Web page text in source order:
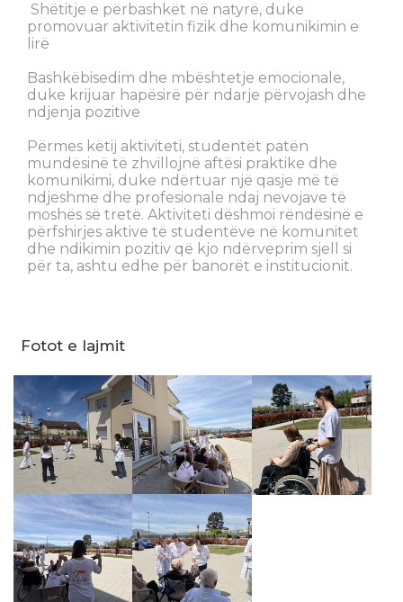
Shëtitje e përbashkët në natyrë, duke
promovuar aktivitetin fizik dhe komunikimin e
lirë
Bashkëbisedim dhe mbështetje emocionale,
duke krijuar hapësirë për ndarje përvojash dhe
ndjenja pozitive
Përmes këtij aktiviteti, studentët patën
mundësinë të zhvillojnë aftësi praktike dhe
komunikimi, duke ndërtuar një qasje më të
ndjeshme dhe profesionale ndaj nevojave të
moshës së tretë. Aktiviteti dëshmoi rëndësinë e
përfshirjes aktive të studentëve në komunitet
dhe ndikimin pozitiv që kjo ndërveprim sjell si
për ta, ashtu edhe për banorët e institucionit.
Fotot e lajmit